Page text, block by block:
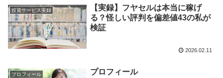
投資サービス実録
【実録】フヤセルは本当に稼げ
る？怪しい評判を偏差値43の私が
検証
2026.02.11
プロフィール プロフィール